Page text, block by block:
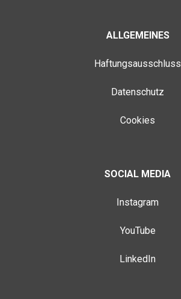
ALLGEMEINES
Haftungsausschluss
Datenschutz
Cookies
SOCIAL MEDIA
Instagram
YouTube
LinkedIn